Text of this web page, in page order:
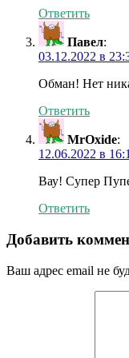
Ответить
Павел:
03.12.2022 в
Обман! Нет
Ответить
MrOxide:
12.06.2022 в
Вау! Супер
Ответить
Добавить
Ваш адрес email не